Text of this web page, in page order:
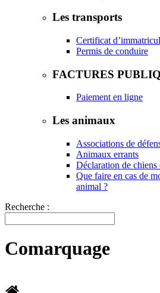
Les transports
Certificat
Permis de conduire
FACTURES
Paiement en ligne
Les animaux
Associations de
Animaux errants
Déclaration de chiens
Que faire en cas de
animal ?
Recherche :
Comarquage